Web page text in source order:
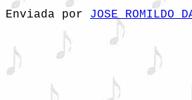
Enviada por JOSE ROMILDO